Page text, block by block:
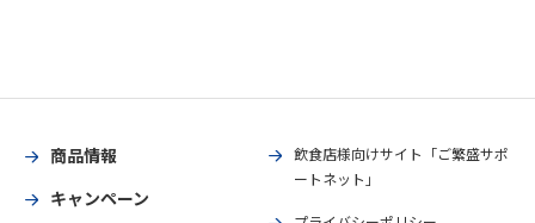
商品情報
キャンペーン
飲食店様向けサイト「ご繁盛サポ
ートネット」